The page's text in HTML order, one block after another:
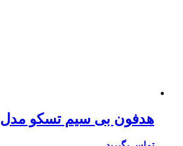
هدفون بی سیم تسکو مدل TH 5346